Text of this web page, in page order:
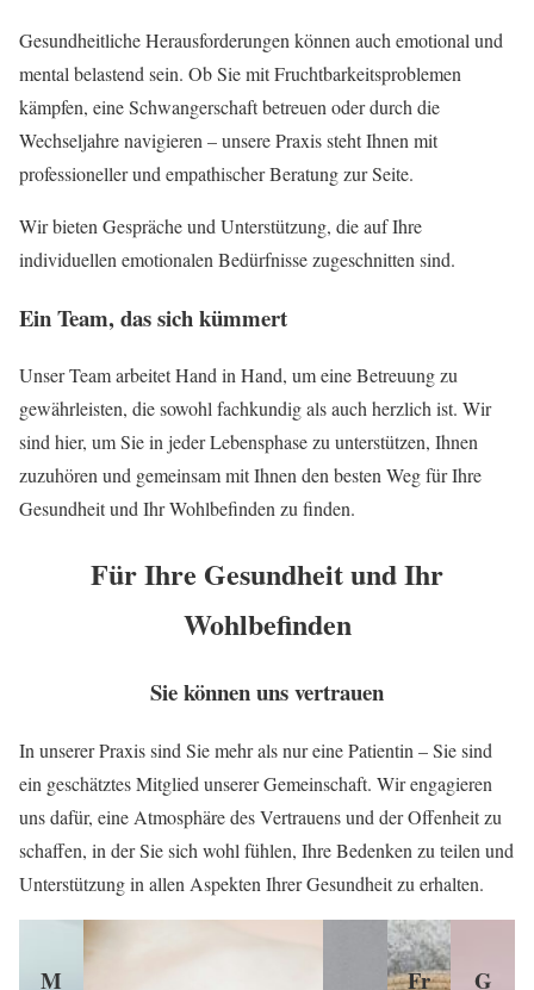
Gesundheitliche Herausforderungen können auch emotional und
mental belastend sein. Ob Sie mit Fruchtbarkeitsproblemen
kämpfen, eine Schwangerschaft betreuen oder durch die
Wechseljahre navigieren – unsere Praxis steht Ihnen mit
professioneller und empathischer Beratung zur Seite.
Wir bieten Gespräche und Unterstützung, die auf Ihre
individuellen emotionalen Bedürfnisse zugeschnitten sind.
Ein Team, das sich kümmert
Unser Team arbeitet Hand in Hand, um eine Betreuung zu
gewährleisten, die sowohl fachkundig als auch herzlich ist. Wir
sind hier, um Sie in jeder Lebensphase zu unterstützen, Ihnen
zuzuhören und gemeinsam mit Ihnen den besten Weg für Ihre
Gesundheit und Ihr Wohlbefinden zu finden.
Für Ihre Gesundheit und Ihr
Wohlbefinden
Sie können uns vertrauen
In unserer Praxis sind Sie mehr als nur eine Patientin – Sie sind
ein geschätztes Mitglied unserer Gemeinschaft. Wir engagieren
uns dafür, eine Atmosphäre des Vertrauens und der Offenheit zu
schaffen, in der Sie sich wohl fühlen, Ihre Bedenken zu teilen und
Unterstützung in allen Aspekten Ihrer Gesundheit zu erhalten.
M
Fr
G